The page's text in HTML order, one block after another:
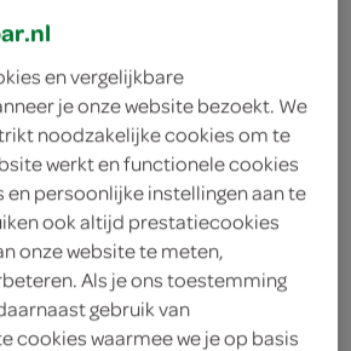
pesto
en vergelijkbare
je onze website bezoekt. We
noodzakelijke cookies om te
werkt en functionele cookies
persoonlijke instellingen aan te
ook altijd prestatiecookies
onze website te meten,
Als je ons toestemming
gebruik van
cookies waarmee we je op basis